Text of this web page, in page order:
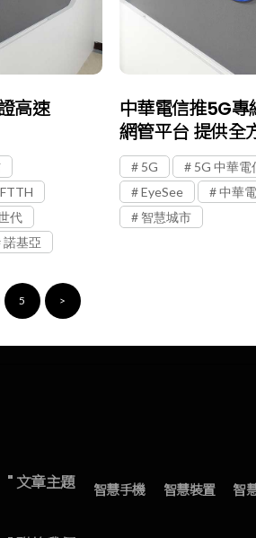
高速
FTTH
代
諾基亞
中華電信推5G
網管平台 提供全
5G 5G 中華電
EyeSee
中華
智慧城市
5 >
" 文章主題 智慧手機 智慧裝置 智